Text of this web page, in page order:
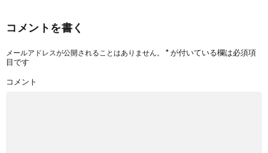
コメントを書く
メールアドレスが公開されることはありません。 *が付いている欄は必須項
目です
コメント